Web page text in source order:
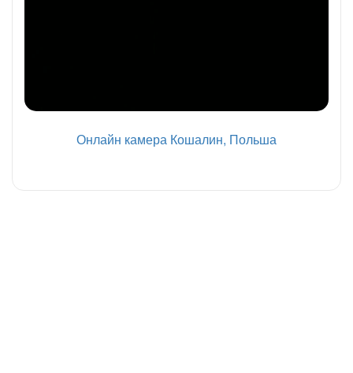
Онлайн камера Кошалин, Польша